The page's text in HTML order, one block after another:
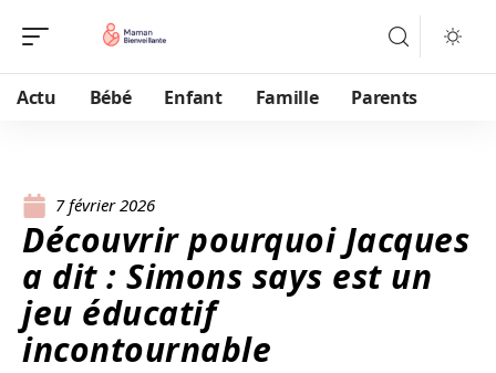
Actu Bébé Enfant Famille Parents
7 février 2026
Découvrir pourquoi Jacques
a dit : Simons says est un
jeu éducatif
incontournable